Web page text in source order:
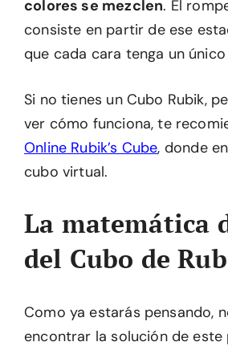
colores se mezclen. El
consiste en partir de ese
que cada cara tenga un
Si no tienes un Cubo Rubik,
ver cómo funciona, te
Online Rubik’s Cube, donde
cubo virtual.
La matemática
del Cubo de
Como ya estarás pensando,
encontrar la solución de este